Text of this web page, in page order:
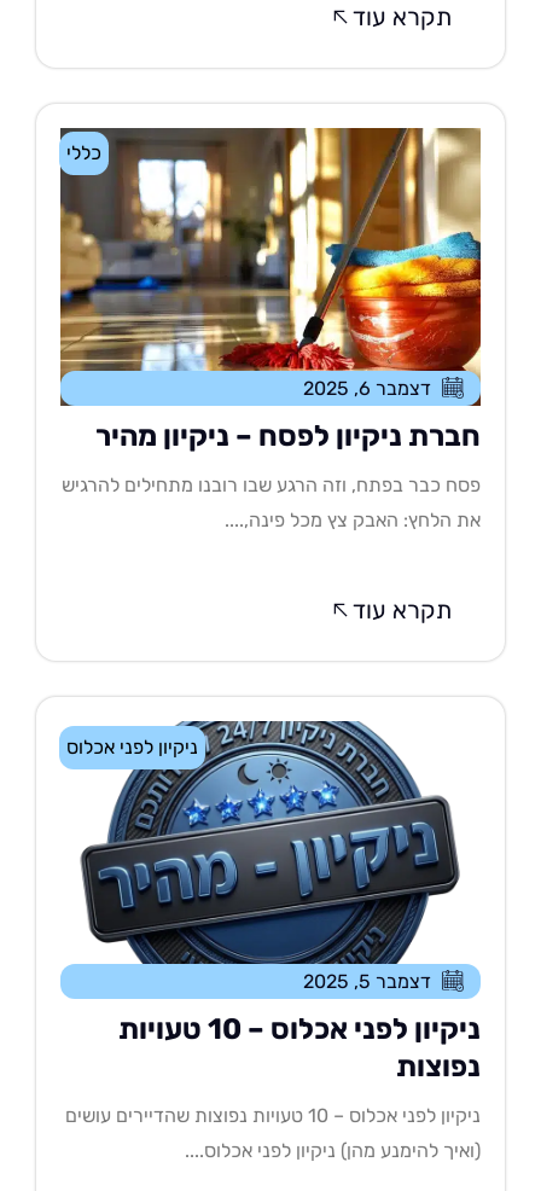
תקרא עוד
כללי
דצמבר 6, 2025
ניקיון לפסח – ניקיון מהיר
כבר בפתח, וזה הרגע שבו רובנו מתחילים להרגיש
הלחץ: האבק צץ מכל פינה,....
תקרא עוד
ניקיון לפני אכלוס
דצמבר 5, 2025
ניקיון לפני אכלוס – 10 טעויות
ניקיון לפני אכלוס – 10 טעויות נפוצות שהדיירים עושים
להימנע מהן) ניקיון לפני אכלוס....